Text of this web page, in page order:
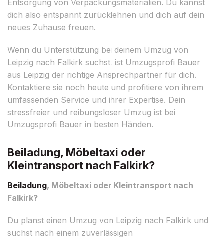
Entsorgung von Verpackungsmaterialien. Du kannst
dich also entspannt zurücklehnen und dich auf dein
neues Zuhause freuen.
Wenn du Unterstützung bei deinem Umzug von
Leipzig nach Falkirk suchst, ist Umzugsprofi Bauer
aus Leipzig der richtige Ansprechpartner für dich.
Kontaktiere sie noch heute und profitiere von ihrem
umfassenden Service und ihrer Expertise. Dein
stressfreier und reibungsloser Umzug ist bei
Umzugsprofi Bauer in besten Händen.
Beiladung, Möbeltaxi oder
Kleintransport nach Falkirk?
Beiladung, Möbeltaxi oder Kleintransport nach
Falkirk?
Du planst einen Umzug von Leipzig nach Falkirk und
suchst nach einem zuverlässigen